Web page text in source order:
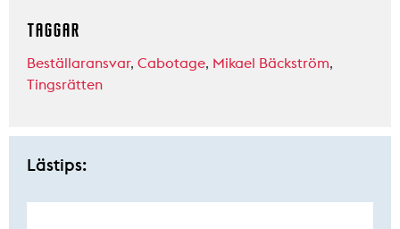
TAGGAR
Beställaransvar, Cabotage, Mikael Bäckström,
Tingsrätten
Lästips: